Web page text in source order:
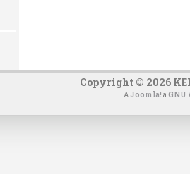
Copyright © 2026
A Joomla! aGNU